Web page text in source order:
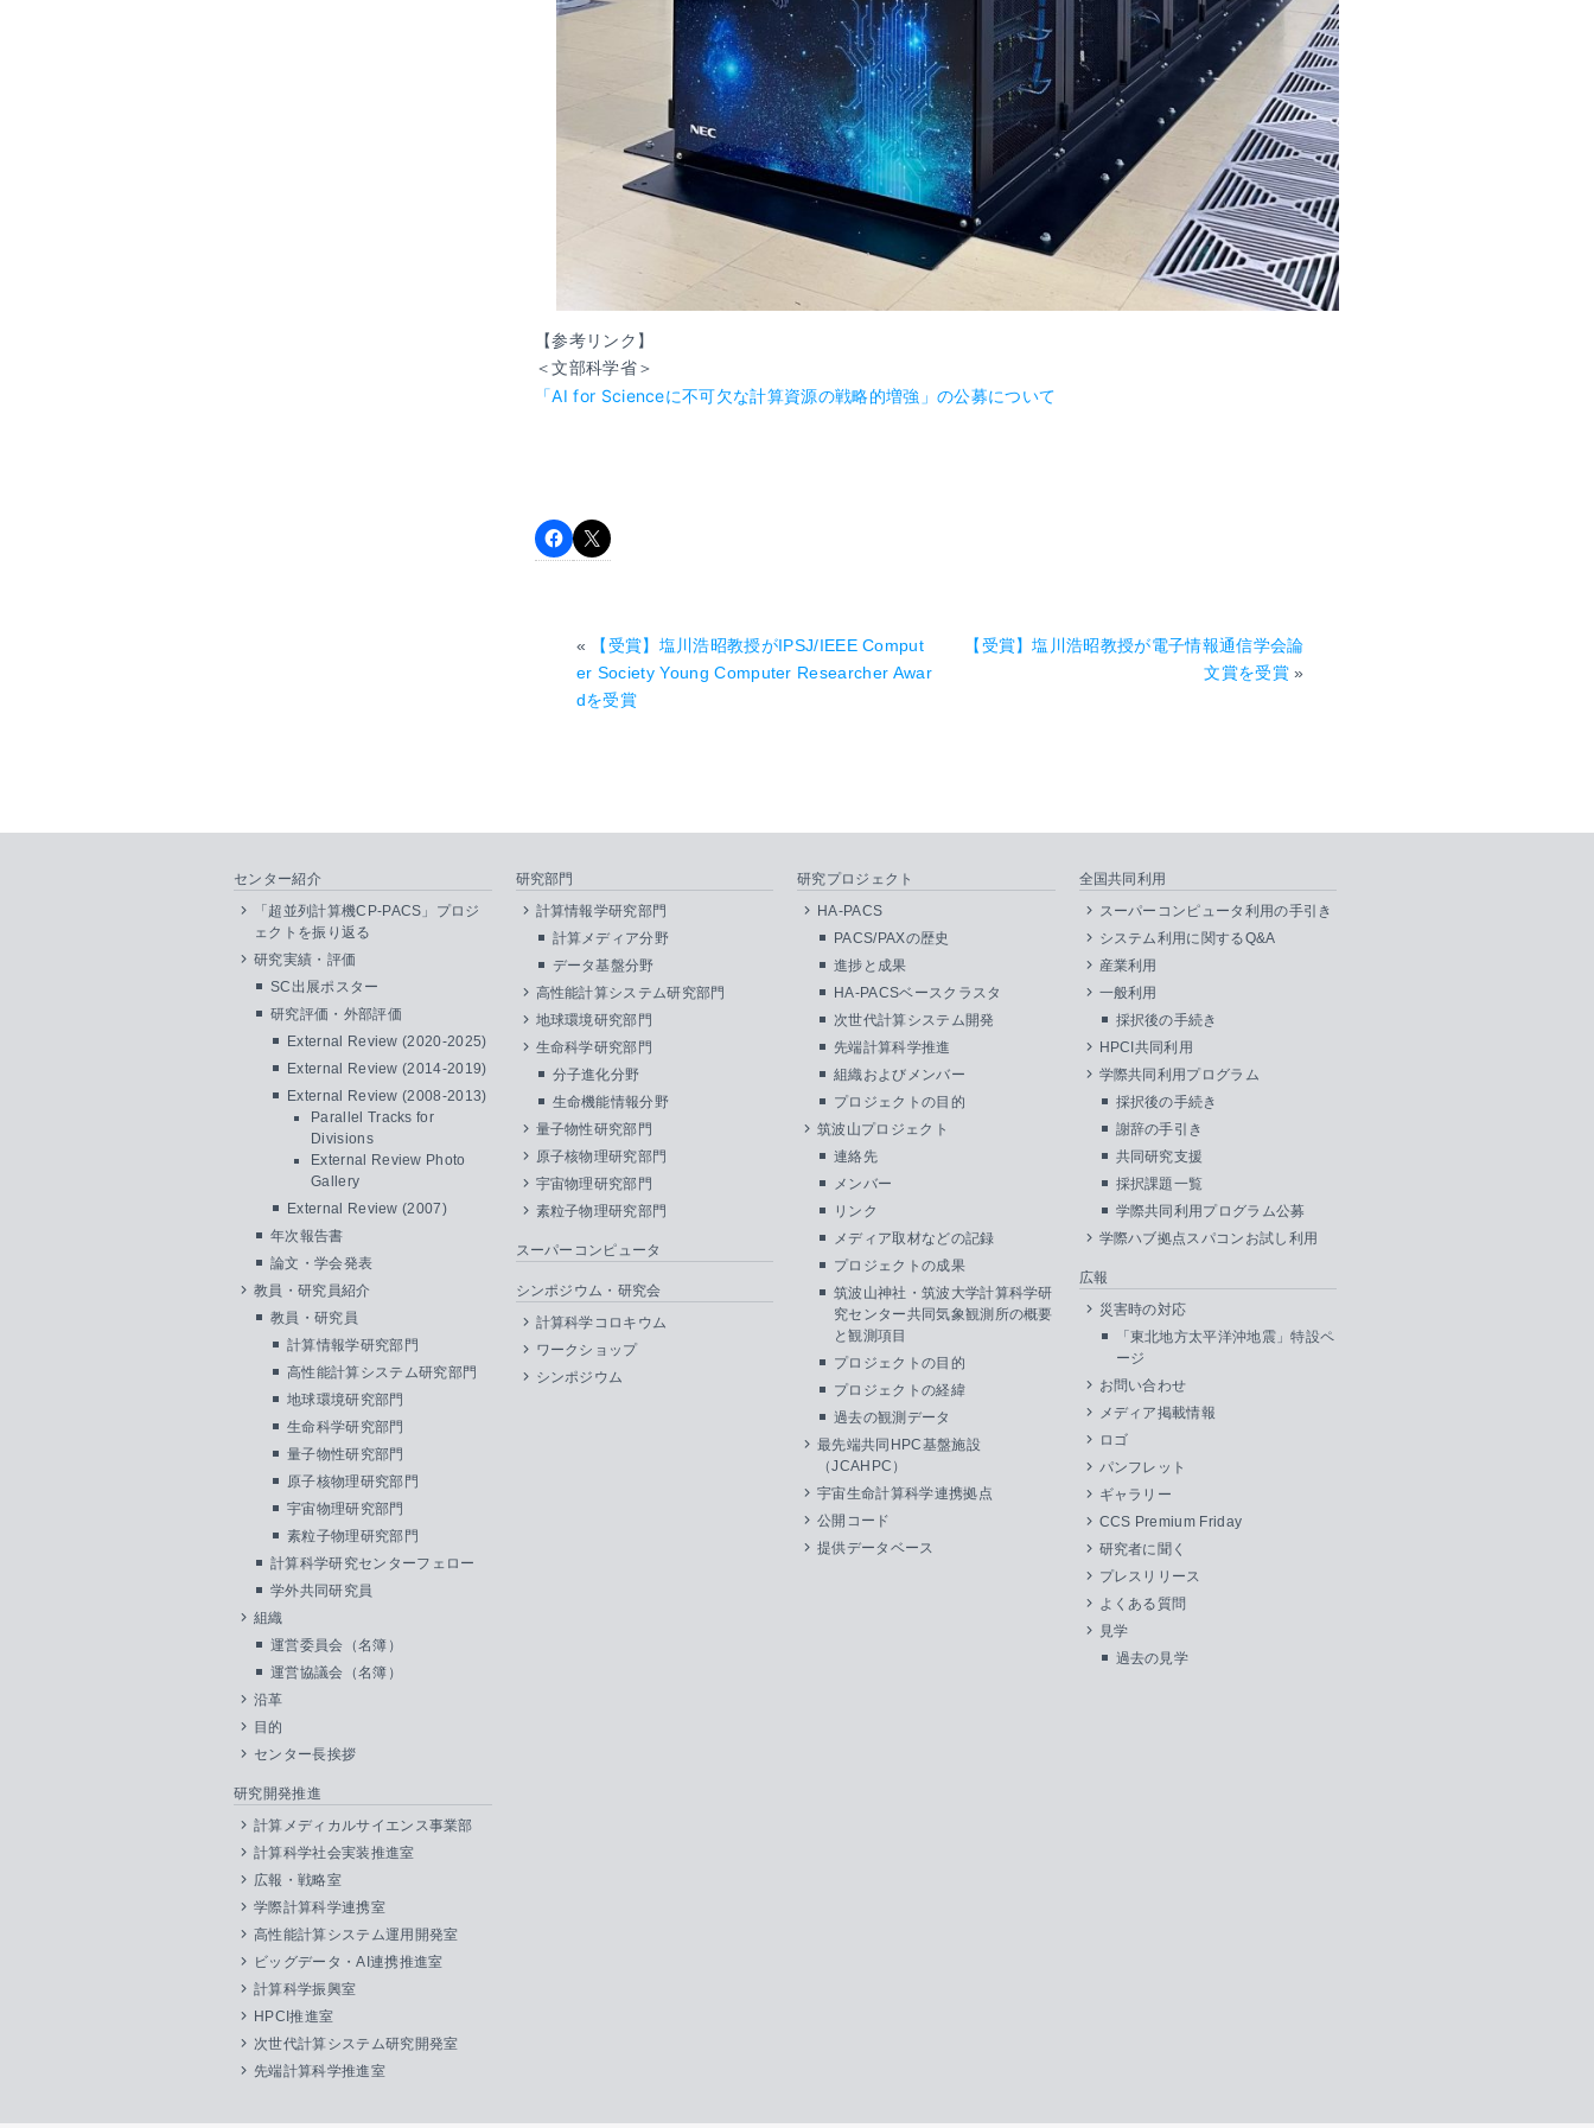
【参考リンク】
＜文部科学省＞
「AI for Scienceに不可欠な計算資源の戦略的増強」の公募について
«
【受賞】塩川浩昭教授がIPSJ/IEEE Comput
er Society Young Computer Researcher Awar
dを受賞
【受賞】塩川浩昭教授が電子情報通信学会論
文賞を受賞»
センター紹介
「超並列計算機CP-PACS」プロジ
ェクトを振り返る
研究実績・評価
SC出展ポスター
研究評価・外部評価
External Review (2020-2025)
External Review (2014-2019)
External Review (2008-2013)
Parallel Tracks for
Divisions
External Review Photo
Gallery
External Review (2007)
年次報告書
論文・学会発表
教員・研究員紹介
教員・研究員
計算情報学研究部門
高性能計算システム研究部門
地球環境研究部門
生命科学研究部門
量子物性研究部門
原子核物理研究部門
宇宙物理研究部門
素粒子物理研究部門
計算科学研究センターフェロー
学外共同研究員
組織
運営委員会（名簿）
運営協議会（名簿）
沿革
目的
センター長挨拶
研究開発推進
計算メディカルサイエンス事業部
計算科学社会実装推進室
広報・戦略室
学際計算科学連携室
高性能計算システム運用開発室
ビッグデータ・AI連携推進室
計算科学振興室
HPCI推進室
次世代計算システム研究開発室
先端計算科学推進室
研究部門
計算情報学研究部門
計算メディア分野
データ基盤分野
高性能計算システム研究部門
地球環境研究部門
生命科学研究部門
分子進化分野
生命機能情報分野
量子物性研究部門
原子核物理研究部門
宇宙物理研究部門
素粒子物理研究部門
スーパーコンピュータ
シンポジウム・研究会
計算科学コロキウム
ワークショップ
シンポジウム
研究プロジェクト
HA-PACS
PACS/PAXの歴史
進捗と成果
HA-PACSベースクラスタ
次世代計算システム開発
先端計算科学推進
組織およびメンバー
プロジェクトの目的
筑波山プロジェクト
連絡先
メンバー
リンク
メディア取材などの記録
プロジェクトの成果
筑波山神社・筑波大学計算科学研
究センター共同気象観測所の概要
と観測項目
プロジェクトの目的
プロジェクトの経緯
過去の観測データ
最先端共同HPC基盤施設
（JCAHPC）
宇宙生命計算科学連携拠点
公開コード
提供データベース
全国共同利用
スーパーコンピュータ利用の手引き
システム利用に関するQ&A
産業利用
一般利用
採択後の手続き
HPCI共同利用
学際共同利用プログラム
採択後の手続き
謝辞の手引き
共同研究支援
採択課題一覧
学際共同利用プログラム公募
学際ハブ拠点スパコンお試し利用
広報
災害時の対応
「東北地方太平洋沖地震」特設ペ
ージ
お問い合わせ
メディア掲載情報
ロゴ
パンフレット
ギャラリー
CCS Premium Friday
研究者に聞く
プレスリリース
よくある質問
見学
過去の見学